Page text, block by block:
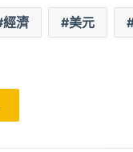
經濟 美元